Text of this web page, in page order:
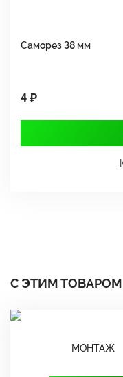
Саморез 38 мм
4 ₽
С ЭТИМ
МОНТАЖ